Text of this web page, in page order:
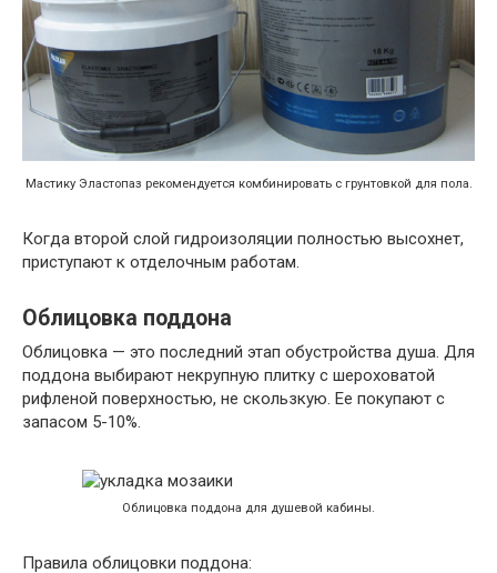
Мастику Эластопаз рекомендуется комбинировать с грунтовкой для пола.
Когда второй слой гидроизоляции полностью высохнет,
приступают к отделочным работам.
Облицовка поддона
Облицовка — это последний этап обустройства душа. Для
поддона выбирают некрупную плитку с шероховатой
рифленой поверхностью, не скользкую. Ее покупают с
запасом 5-10%.
Облицовка поддона для душевой кабины.
Правила облицовки поддона: